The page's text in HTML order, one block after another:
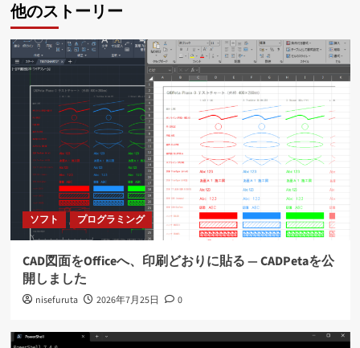
ー
シ
ョ
ン
他のストーリー
ソフト プログラミング
CAD図面をOfficeへ、印刷どおりに貼る ― CADPetaを公
開しました
nisefuruta 2026年7月25日 0